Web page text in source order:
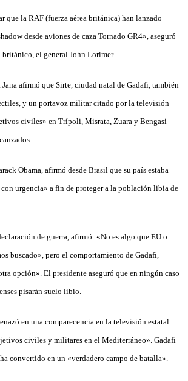
que la RAF (fuerza aérea británica) han lanzado
desde aviones de caza Tornado GR4», aseguró
el general John Lorimer.
afirmó que Sirte, ciudad natal de Gadafi, también
y un portavoz militar citado por la televisión
civiles» en Trípoli, Misrata, Zuara y Bengasi
Obama, afirmó desde Brasil que su país estaba
con urgencia» a fin de proteger a la población libia de
de guerra, afirmó: «No es algo que EU o
buscado», pero el comportamiento de Gadafi,
opción». El presidente aseguró que en ningún caso
pisarán suelo libio.
en una comparecencia en la televisión estatal
civiles y militares en el Mediterráneo». Gadafi
convertido en un «verdadero campo de batalla».